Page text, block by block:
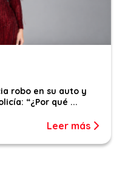
robo en su auto y
“¿Por qué ...
Leer más